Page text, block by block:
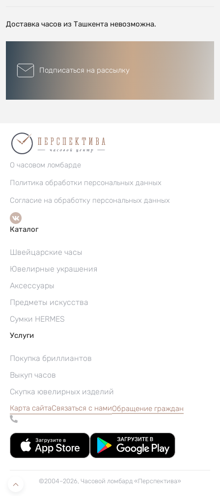
Доставка часов из Ташкента невозможна.
Подписаться на рассылку
О часовом ломбарде
Политика обработки персональных данных
Согласие на обработку персональных данных
Каталог
Швейцарские часы
Ювелирные украшения
Аксессуары
Предметы искусства
Сумки HERMES
Услуги
Покупка бриллиантов
Выкуп часов
Скупка ювелирных изделий
Карта сайтаСвязаться с намиОбращение граждан
©2004–2026, Часовой ломбард «Перспектива»